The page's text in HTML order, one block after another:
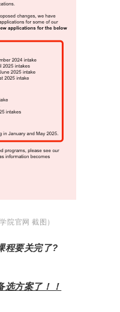
院官网 截图）
程要关完了?
选方案了！！